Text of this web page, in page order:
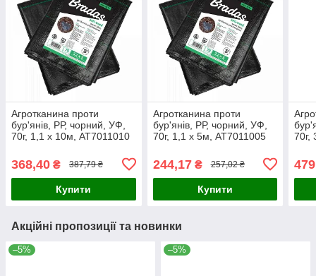
Агротканина проти
бур'янів, РР, чорний, УФ,
70г, 1,1 х 10м, AT7011010
368,40 ₴ 387,79 ₴
Купити
Агротканина проти
бур'янів, РР, чорний, УФ,
70г, 1,1 х 5м, AT7011005
244,17₴ 257,02 ₴
Купити
70г,
Акційні пропозиції та новинки
–5% –5%